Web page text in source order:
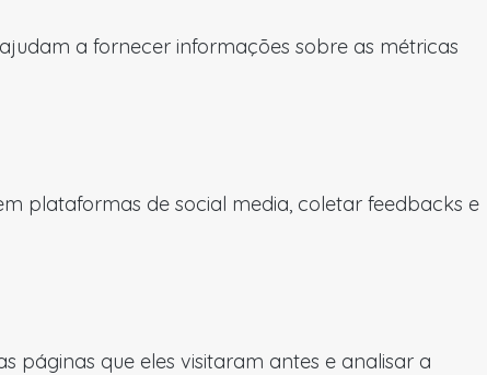
a fornecer informações sobre as métricas
plataformas de social media, coletar feedbacks e
páginas que eles visitaram antes e analisar a